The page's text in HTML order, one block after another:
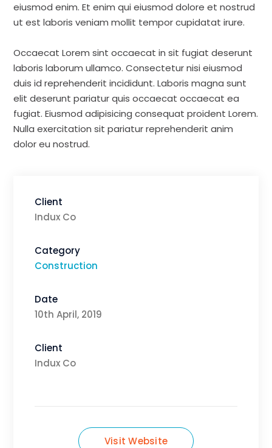
eiusmod enim. Et enim qui eiusmod dolore et nostrud
ut est laboris veniam mollit tempor cupidatat irure.
Occaecat Lorem sint occaecat in sit fugiat deserunt
laboris laborum ullamco. Consectetur nisi eiusmod
duis id reprehenderit incididunt. Laboris magna sunt
elit deserunt pariatur quis occaecat occaecat ea
fugiat. Eiusmod adipisicing consequat proident Lorem.
Nulla exercitation sit pariatur reprehenderit anim
dolor eu nostrud.
Client
Indux Co
Category
Construction
Date
10th April, 2019
Client
Indux Co
Visit Website